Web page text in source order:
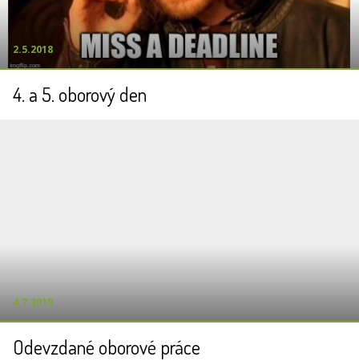
2.5.2018
4. a 5. oborový den
4.7.2019
Odevzdané oborové práce